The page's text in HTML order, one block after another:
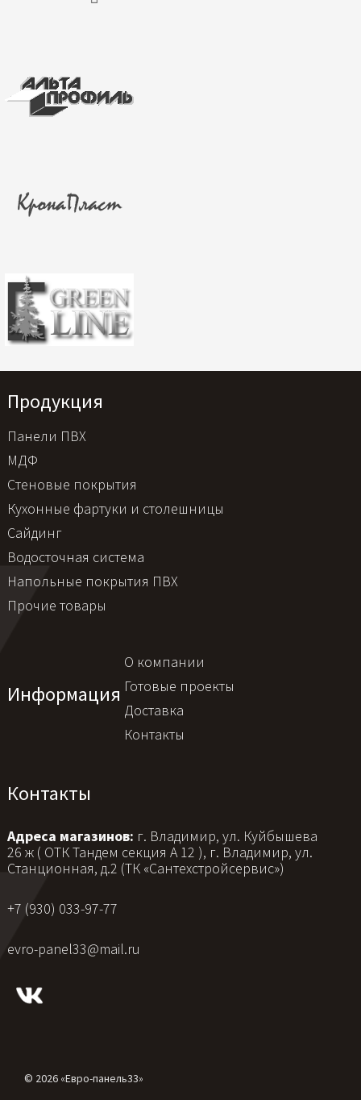
Продукция
Панели ПВХ
МДФ
Стеновые покрытия
Кухонные фартуки и столешницы
Сайдинг
Водосточная система
Напольные покрытия ПВХ
Прочие товары
Информация
О компании
Готовые проекты
Доставка
Контакты
Контакты
Адреса магазинов: г. Владимир, ул. Куйбышева
26 ж ( ОТК Тандем секция А 12 ), г. Владимир, ул.
Станционная, д.2 (ТК «Сантехстройсервис»)
+7 (930) 033-97-77
evro-panel33@mail.ru
© 2026 «Евро-панель33»